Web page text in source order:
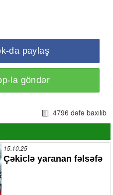
da paylaş
la göndər
4796 dəfə baxılıb
15.10.25
Çəkiclə yaranan fəlsəfə